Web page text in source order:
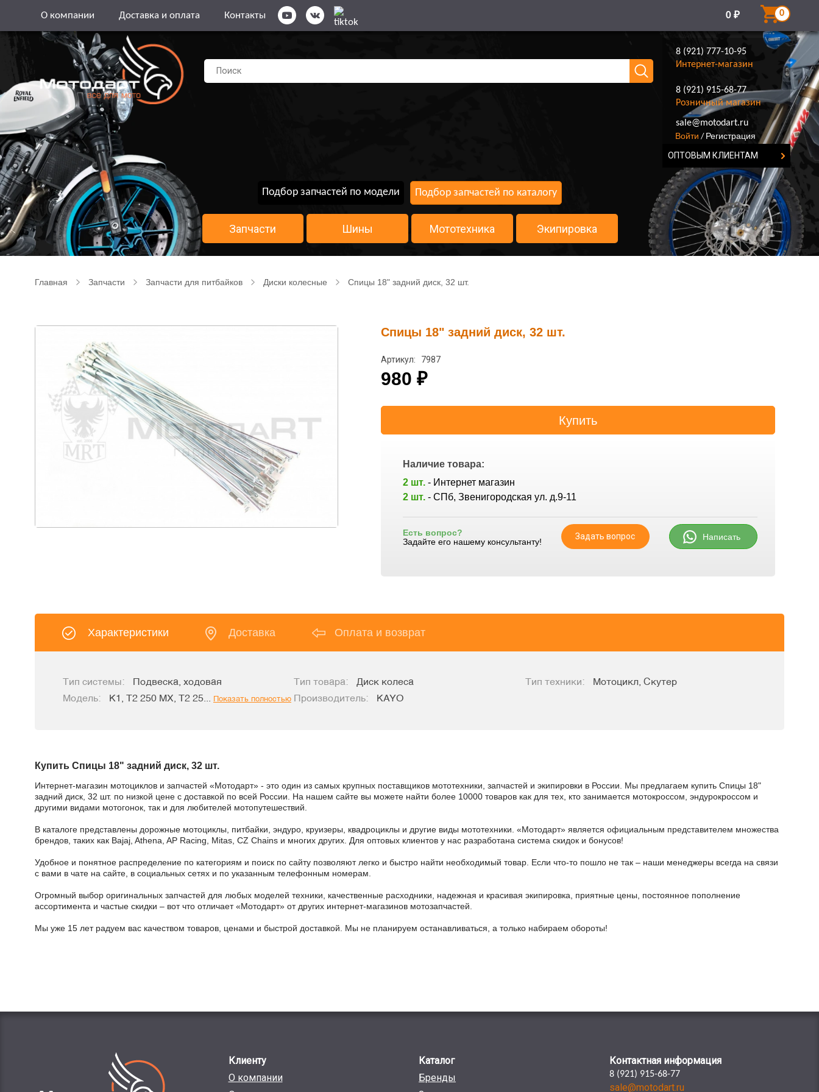
О компании Доставка и оплата Контакты 0 ₽ 0
8 (921) 777-10-95
Интернет-магазин
8 (921) 915-68-77
Розничный магазин
8 (921) 777-10-95
sale@motodart.ru
Войти / Регистрация
ОПТОВЫМ КЛИЕНТАМ
Подбор запчастей по модели Подбор запчастей по каталогу
Запчасти Шины Мототехника Экипировка
Главная Запчасти Запчасти для питбайков Диски колесные Спицы 18" задний диск, 32 шт.
Спицы 18" задний диск, 32 шт.
Артикул: 7987
980 ₽
Наличие товара:
2 шт. - Интернет магазин
2 шт. - СПб, Звенигородская ул. д.9-11
Есть вопрос?
Задайте его нашему консультанту!
Задать вопрос Написать
Характеристики Доставка Оплата и возврат
Тип системы: Подвеска, ходовая Тип товара: Диск колеса Тип техники:
Мотоцикл, Скутер
Модель:
K1, T2 250 MX, T2 25... Показать полностью Производитель: KAYO
Купить Спицы 18" задний диск, 32 шт.
Интернет-магазин мотоциклов и запчастей «Мотодарт» - это один из самых крупных поставщиков мототехники, запчастей и экипировки в России. Мы предлагаем купить Спицы 18"
задний диск, 32 шт. по низкой цене с доставкой по всей России. На нашем сайте вы можете найти более 10000 товаров как для тех, кто занимается мотокроссом, эндурокроссом и
другими видами мотогонок, так и для любителей мотопутешествий.
В каталоге представлены дорожные мотоциклы, питбайки, эндуро, круизеры, квадроциклы и другие виды мототехники. «Мотодарт» является официальным представителем множества
брендов, таких как Bajaj, Athena, AP Racing, Mitas, CZ Chains и многих других. Для оптовых клиентов у нас разработана система скидок и бонусов!
Удобное и понятное распределение по категориям и поиск по сайту позволяют легко и быстро найти необходимый товар. Если что-то пошло не так – наши менеджеры всегда на связи
с вами в чате на сайте, в социальных сетях и по указанным телефонным номерам.
Огромный выбор оригинальных запчастей для любых моделей техники, качественные расходники, надежная и красивая экипировка, приятные цены, постоянное пополнение
ассортимента и частые скидки – вот что отличает «Мотодарт» от других интернет-магазинов мотозапчастей.
Мы уже 15 лет радуем вас качеством товаров, ценами и быстрой доставкой. Мы не планируем останавливаться, а только набираем обороты!
Клиенту
О компании
Каталог
Бренды
Контактная информация
8 (921) 915-68-77
sale@motodart.ru